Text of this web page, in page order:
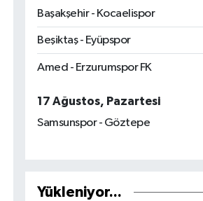
Başakşehir - Kocaelispor
Beşiktaş - Eyüpspor
Amed - Erzurumspor FK
17 Ağustos, Pazartesi
Samsunspor - Göztepe
Yükleniyor...